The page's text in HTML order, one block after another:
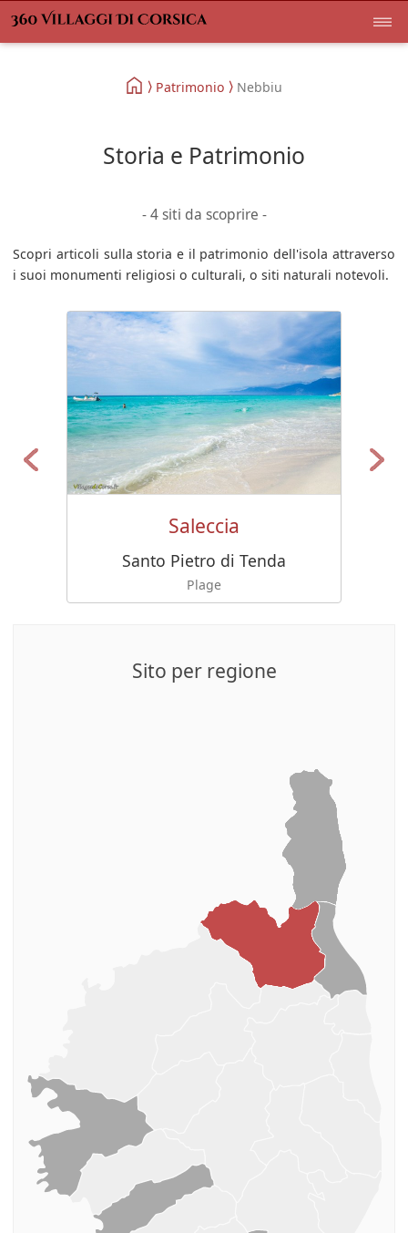
Patrimonio Nebbiu
Storia e Patrimonio
- 4 siti da scoprire -
Scopri articoli sulla storia e il patrimonio dell'isola attraverso
i suoi monumenti religiosi o culturali, o siti naturali notevoli.
Saleccia
Santo Pietro di Tenda
Plage
Sito per regione